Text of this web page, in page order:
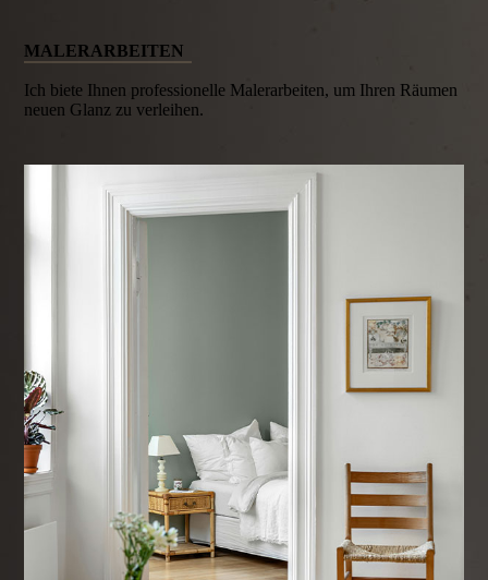
MALER­ARBEITEN
Ich biete Ihnen professionelle Maler­arbeiten, um Ihren Räumen
neuen Glanz zu verleihen.